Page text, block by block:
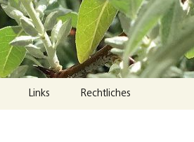
Links Rechtliches